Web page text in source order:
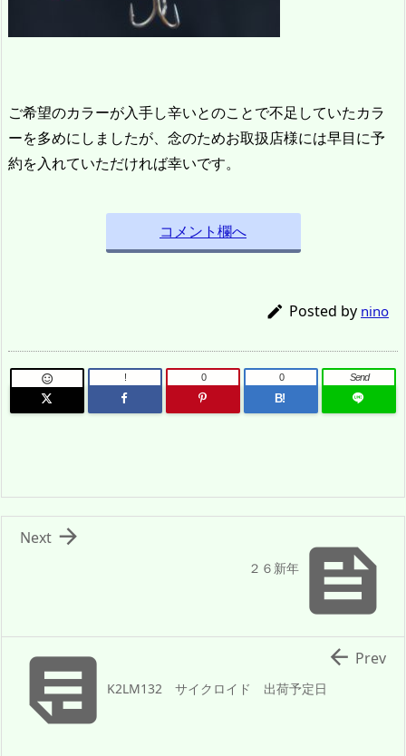
ご希望のカラーが入手し辛いとのことで不足していたカラ
ーを多めにしましたが、念のためお取扱店様には早目に予
約を入れていただければ幸いです。
コメント欄へ
 Posted by nino
 ! 0
B!
0 Send

２６新年

Next
K2LM132 サイクロイド 出荷予定日
 Prev